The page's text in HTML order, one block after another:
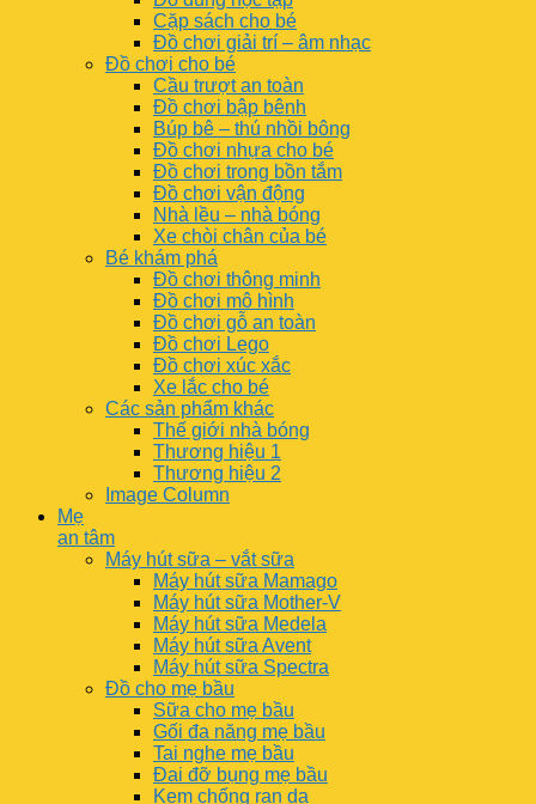
Cặp sách cho bé
Đồ chơi giải trí – âm nhạc
Đồ chơi cho bé
Cầu trượt an toàn
Đồ chơi bập bênh
Búp bê – thú nhồi bông
Đồ chơi nhựa cho bé
Đồ chơi trong bồn tắm
Đồ chơi vận động
Nhà lều – nhà bóng
Xe chòi chân của bé
Bé khám phá
Đồ chơi thông minh
Đồ chơi mô hình
Đồ chơi gỗ an toàn
Đồ chơi Lego
Đồ chơi xúc xắc
Xe lắc cho bé
Các sản phẩm khác
Thế giới nhà bóng
Thương hiệu 1
Thương hiệu 2
Image Column
Mẹ
an tâm
Máy hút sữa – vắt sữa
Máy hút sữa Mamago
Máy hút sữa Mother-V
Máy hút sữa Medela
Máy hút sữa Avent
Máy hút sữa Spectra
Đồ cho mẹ bầu
Sữa cho mẹ bầu
Gối đa năng mẹ bầu
Tai nghe mẹ bầu
Đai đỡ bụng mẹ bầu
Kem chống rạn da